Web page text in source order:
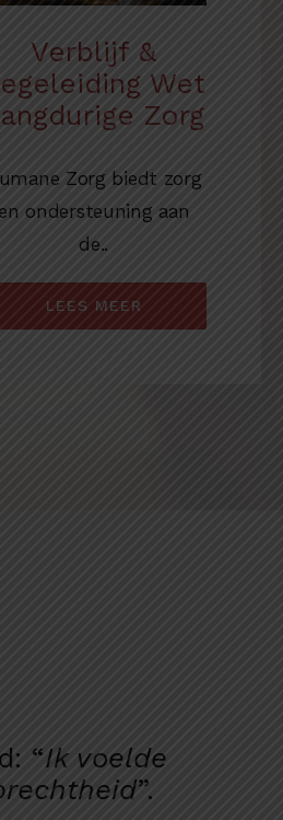
Verblijf &
Wet
Zorg
Zorg biedt zorg
ondersteuning aan
de..
LEES MEER
“Ik voelde
”.